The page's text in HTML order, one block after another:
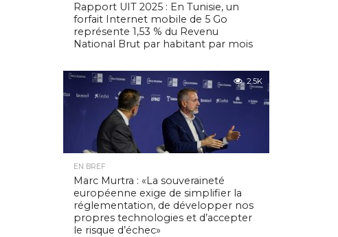
Rapport UIT 2025 : En Tunisie, un
forfait Internet mobile de 5 Go
représente 1,53 % du Revenu
National Brut par habitant par mois
2.5K
EN BREF
Marc Murtra : «La souveraineté
européenne exige de simplifier la
réglementation, de développer nos
propres technologies et d’accepter
le risque d’échec»